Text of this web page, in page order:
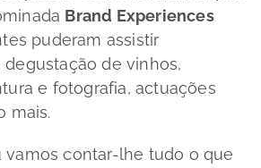
Brand Experiences
puderam assistir
degustação de vinhos,
e fotografia, actuações
mais.
vamos contar-lhe tudo o que